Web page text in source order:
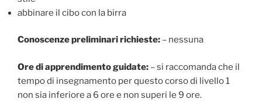
abbinare il cibo con la birra
Conoscenze preliminari richieste: – nessuna
Ore di apprendimento guidate: – si raccomanda che il
tempo di insegnamento per questo corso di livello 1
non sia inferiore a 6 ore e non superi le 9 ore.